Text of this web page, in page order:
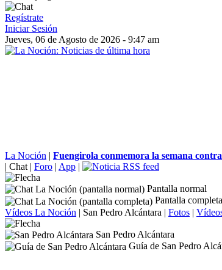
Regístrate
Iniciar Sesión
Jueves, 06 de Agosto de 2026 - 9:47 am
La Noción | Fuengirola conmemora la semana
| Chat | Foro | App |
Pantalla normal
Pantalla completa
Vídeos La Noción | San Pedro Alcántara | Fotos |
San Pedro Alcántara
Guía de San Pedro